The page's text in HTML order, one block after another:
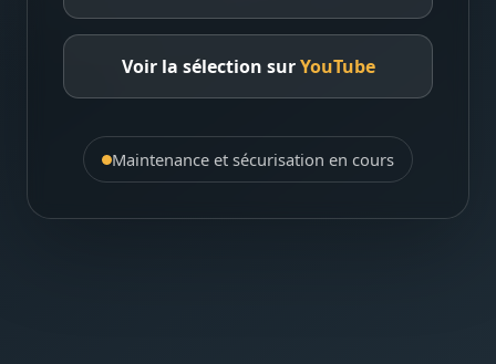
Voir la sélection surYouTube
Maintenance et sécurisation en cours